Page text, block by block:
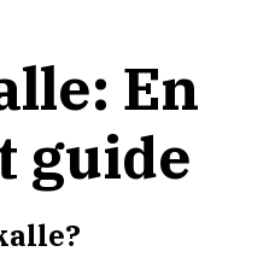
En
guide